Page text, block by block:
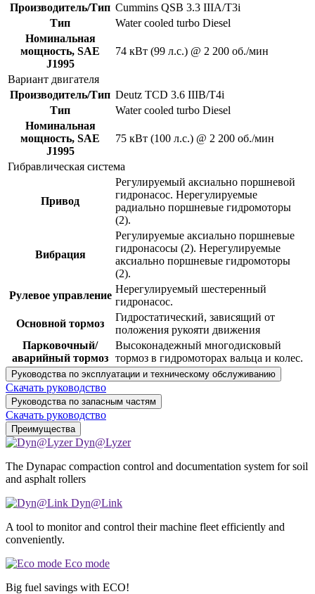
Производитель/Тип Cummins QSB 3.3 IIIA/T3i
Тип
Water cooled turbo Diesel
Номинальная
мощность, SAE
J1995
74 кВт (99 л.с.) @ 2 200 об./мин
Вариант двигателя
Производитель/Тип Deutz TCD 3.6 IIIB/T4i
Тип
Water cooled turbo Diesel
Номинальная
мощность, SAE
J1995
75 кВт (100 л.с.) @ 2 200 об./мин
Гибравлическая система
Привод
Регулируемый аксиально поршневой
гидронасос. Нерегулируемые
радиально поршневые гидромоторы
(2).
Вибрация
Регулируемые аксиально поршневые
гидронасосы (2). Нерегулируемые
аксиально поршневые гидромоторы
(2).
Рулевое управление
Нерегулируемый шестеренный
гидронасос.
Основной тормоз
Гидростатический, зависящий от
положения рукояти движения
Парковочный/
аварийный тормоз
Высоконадежный многодисковый
тормоз в гидромоторах вальца и колес.
Руководства по эксплуатации и техническому обслуживанию
Скачать руководство
Руководства по запасным частям
Скачать руководство
Преимущества
Dyn@Lyzer
The Dynapac compaction control and documentation system for soil
and asphalt rollers
Dyn@Link
A tool to monitor and control their machine fleet efficiently and
conveniently.
Eco mode
Big fuel savings with ECO!